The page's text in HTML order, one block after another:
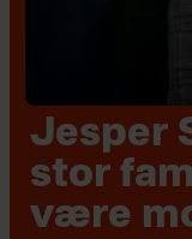
Jesper
stor
være